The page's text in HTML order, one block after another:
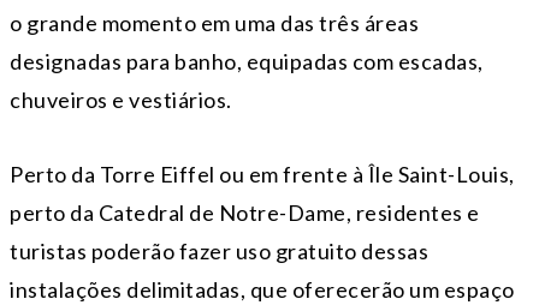
o grande momento em uma das três áreas
designadas para banho, equipadas com escadas,
chuveiros e vestiários.
Perto da Torre Eiffel ou em frente à Île Saint-Louis,
perto da Catedral de Notre-Dame, residentes e
turistas poderão fazer uso gratuito dessas
instalações delimitadas, que oferecerão um espaço